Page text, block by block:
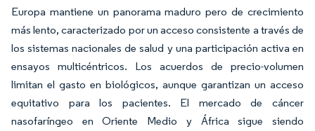
Europa mantiene un panorama maduro pero de crecimiento
más lento, caracterizado por un acceso consistente a través de
los sistemas nacionales de salud y una participación activa en
ensayos multicéntricos. Los acuerdos de precio-volumen
limitan el gasto en biológicos, aunque garantizan un acceso
equitativo para los pacientes. El mercado de cáncer
nasofaríngeo en Oriente Medio y África sigue siendo